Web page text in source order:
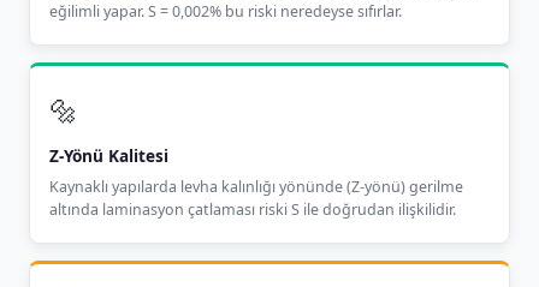
eğilimli yapar. S = 0,002% bu riski neredeyse sıfırlar.
🔩
Z-Yönü Kalitesi
Kaynaklı yapılarda levha kalınlığı yönünde (Z-yönü) gerilme
altında laminasyon çatlaması riski S ile doğrudan ilişkilidir.